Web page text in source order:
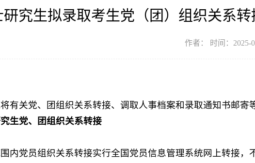
研究生拟录取考生党（团）组织关系
作者： 时间：2025-
有关党、团组织关系转接、调取人事档案和录取通知书邮寄
生党、团组织关系转接
内党员组织关系转接实行全国党员信息管理系统网上转接，